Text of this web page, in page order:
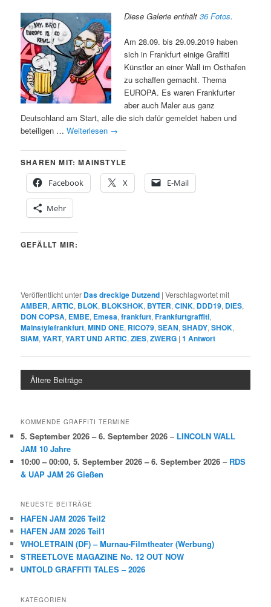
Diese Galerie enthält36 Fotos.
Am 28.09. bis 29.09.2019 haben
sich in Frankfurt einige Graffiti
Künstler an einer Wall im Osthafen
zu schaffen gemacht. Thema
EUROPA. Es waren Frankfurter
aber auch Maler aus ganz
Deutschland am Start, alle die sich dafür gemeldet haben und
beteiligen …Weiterlesen →
SHAREN MIT: MAINSTYLE
Facebook
X E-Mail
Mehr
GEFÄLLT MIR:
Veröffentlicht unter Das dreckige Dutzend |Verschlagwortet mit
AMBER,ARTIC, BLOK, BLOKSHOK, BYTER,CINK, DDD19, DIES,
DON COPSA, EMBE, Emesa,frankfurt,Frankfurtgraffiti,
Mainstylefrankfurt,MIND ONE, RICO79,SEAN,SHADY,SHOK,
SIAM,YART,YART UND ARTIC,ZIES,ZWERG |1 Antwort
Ältere Beiträge
KOMMENDE GRAFFITI TERMINE
5. September 2026 – 6. September 2026 – LINCOLN WALL
JAM 10 Jahre
10:00 – 00:00,5. September 2026 – 6. September 2026 – RDS
& UAP JAM 26 Gießen
NEUESTE BEITRÄGE
HAFEN JAM 2026 Teil2
HAFEN JAM 2026 Teil1
WHOLETRAIN (DF) – Murnau-Filmtheater (Werbung)
STREETLOVE MAGAZINE No. 12 OUT NOW
UNTOLD GRAFFITI TALES – 2026
KATEGORIEN